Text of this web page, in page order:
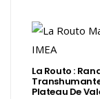
La Routo :
Plateau De